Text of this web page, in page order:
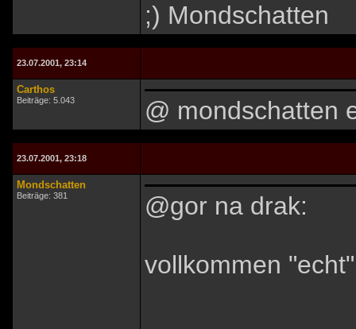
;) Mondschatten
23.07.2001, 23:14
Carthos
Beiträge: 5.043 @ mondschatten
23.07.2001, 23:18
Mondschatten
Beiträge: 381 @gor na drak:
vollkommen